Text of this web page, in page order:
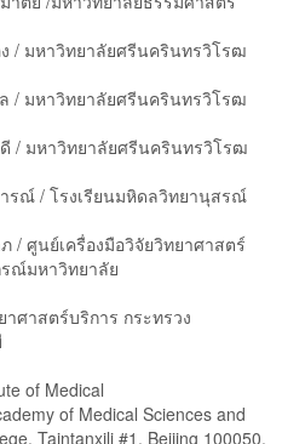
/ มหาวิทยาลัยศรีนครินทรวิโรฒ
/ มหาวิทยาลัยศรีนครินทรวิโรฒ
/ มหาวิทยาลัยศรีนครินทรวิโรฒ
รณ์ / โรงเรียนมหิดลวิทยานุสรณ์
ศูนย์เครื่องมือวิจัยวิทยาศาสตร์
ณ์มหาวิทยาลัย
ศาสตร์บริการ กระทรวง
of Medical
of Medical Sciences and
Taintanxili #1, Beijing 100050,